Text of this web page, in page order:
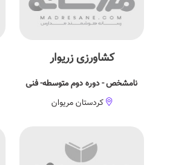
کشاورزی زریوار
نامشخص - دوره دوم متوسطه- فنی
کردستان مریوان